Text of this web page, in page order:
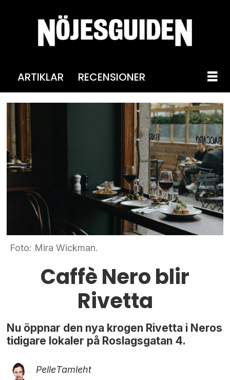
ARTIKLAR RECENSIONER
Foto: Mira Wickman.
Caffè Nero blir
Rivetta
Nu öppnar den nya krogen Rivetta i Neros
tidigare lokaler på Roslagsgatan 4.
PelleTamleht